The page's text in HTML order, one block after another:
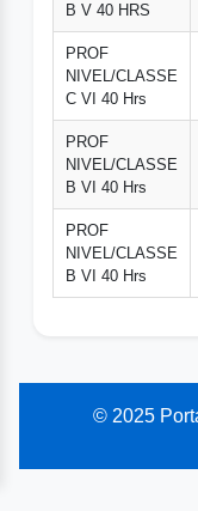
B V 40 HRS
PROF
NIVEL/CLASSE
C VI 40 Hrs
PROF
NIVEL/CLASSE
B VI 40 Hrs
PROF
NIVEL/CLASSE
B VI 40 Hrs
© 2025